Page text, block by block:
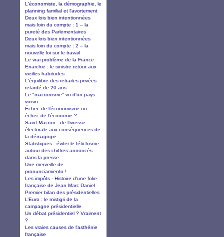
L'économiste, la démographie, le
planning familial et l'avortement
Deux lois bien intentionnées
mais loin du compte : 1 – la
pureté des Parlementaires
Deux lois bien intentionnées
mais loin du compte : 2 – la
nouvelle loi sur le travail
Le vrai problème de la France
Enarchie : le sinistre retour aux
vieilles habitudes
L'équilibre des retraites privées
retardé de 20 ans
Le "macronisme" vu d'un pays
voisin
Échec de l’économisme ou
échec de l’économie ?
Saint Macron : de l’ivresse
électorale aux conséquences de
la démagogie
Statistiques : éviter le fétichisme
autour des chiffres annoncés
dans la presse
Une merveille de
pronunciamiento !
Les impôts - Histoire d'une folie
française de Jean Marc Daniel
Premier bilan des présidentielles
L’Euro : le mistigri de la
campagne présidentielle
Un débat présidentiel ? Vraiment
?
Les vraies causes de l'asthénie
française